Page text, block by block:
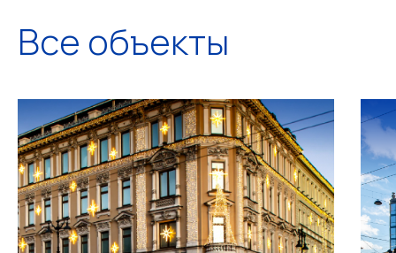
Все объекты
© Copyright 2024 Aurora